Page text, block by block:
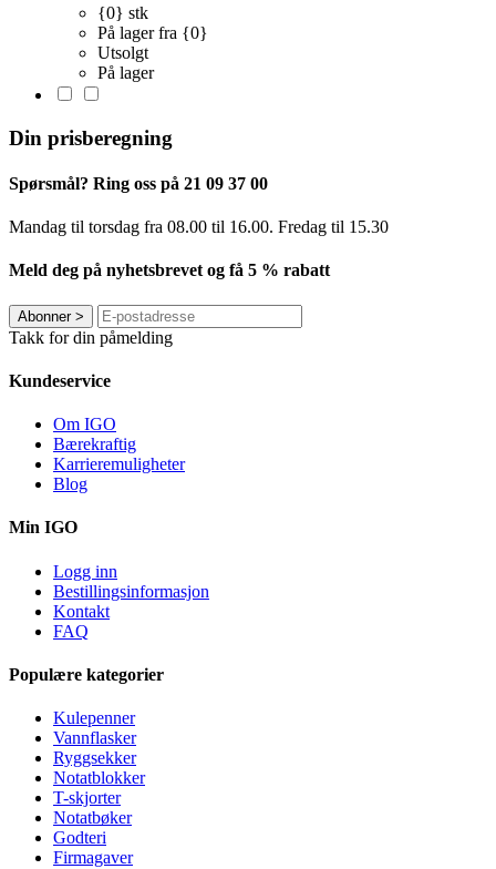
{0} stk
På lager fra {0}
Utsolgt
På lager
Din prisberegning
Spørsmål? Ring oss på 21 09 37 00
Mandag til torsdag ​​fra 08.00 til 16.00. Fredag til 15.30
Meld deg på nyhetsbrevet og få 5 % rabatt
Abonner>
Takk for din påmelding
Kundeservice
Om IGO
Bærekraftig
Karrieremuligheter
Blog
Min IGO
Logg inn
Bestillingsinformasjon
Kontakt
FAQ
Populære kategorier
Kulepenner
Vannflasker
Ryggsekker
Notatblokker
T-skjorter
Notatbøker
Godteri
Firmagaver